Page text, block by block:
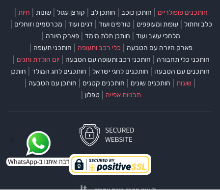
חותכנים פופולריים חותכן כוכב חותכן לב קורצן עגול שונות חיות
כלב וחתול עופות ומעופפים טורפים ועוד דגים ועוד מכרסמים וזוחלים
מלחכי עשב ועוד חותכן תלת מימד פארק היורה
פארק היורה עם הטבעה כלי רכב ותעופה חותכני תעופה
חותכני כלי תחבורה חותכני רכב ותעופה עם הטבעה יום הולדת וחגים
חותכנים עם הטבעה חותכנים לחגי ישראל חותכנים לחג המולד חותכן
שונות חותכנים שונים חותכנים קטנים חותכן עם הטבעה
תבניות אפייה טפלון